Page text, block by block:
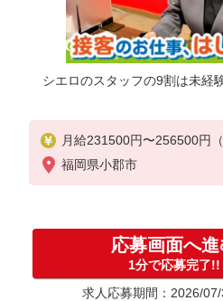
シエロのスタッフの9割は未経
月給231500円〜256500円
※上記金額に時間外手当/イ
・賞与あり・時間外手当あ
★交通費別途支給（規定あ
゜+゜・。○。・゜+゜・。○
入社祝い金10万円支給(規定
福岡県小郡市
応募画面へ
1分で応募完了!!
求人応募期間：2026/